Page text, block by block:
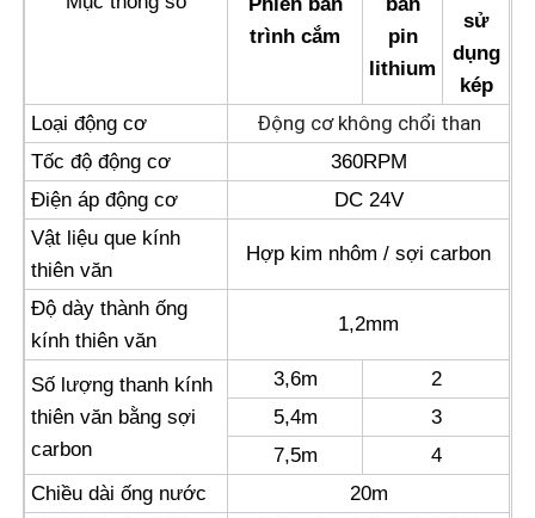
Robot làm sạch bảng điều khiển năng lượng mặt trời
Rào cản âm thanh lưu trữ năng lượng
trình cắm
pin
lithium
sử
dụng
kép
Loại động cơ
Động cơ không chổi than
Tốc độ động cơ
360RPM
Điện áp động cơ
DC 24V
Vật liệu que kính
thiên văn
Hợp kim nhôm / sợi carbon
Độ dày thành ống
kính thiên văn
1,2mm
Số lượng thanh kính
thiên văn bằng sợi
carbon
3,6m
2
5,4m
3
7,5m
4
Chiều dài ống nước
20m